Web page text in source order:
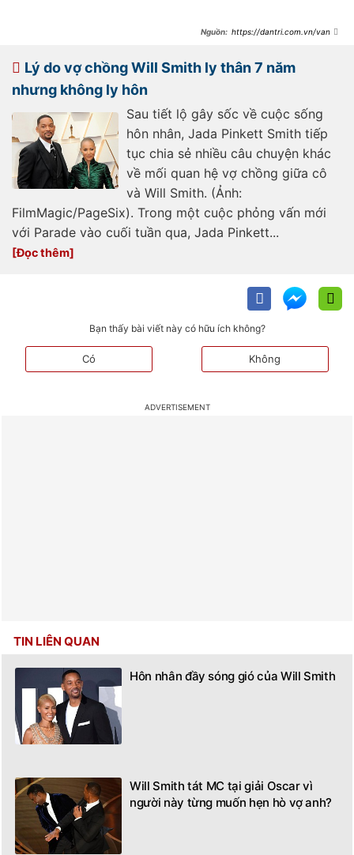
https://dantri.com.vn/van-
nam-o-hollywood-
20231022155649093.htm
Lý do vợ chồng Will Smith ly thân 7 năm
nhưng không ly hôn
Sau tiết lộ gây sốc về cuộc sống
hôn nhân, Jada Pinkett Smith tiếp
tục chia sẻ nhiều câu chuyện khác
về mối quan hệ vợ chồng giữa cô
và Will Smith. (Ảnh:
FilmMagic/PageSix). Trong một cuộc phỏng vấn mới
với Parade vào cuối tuần qua, Jada Pinkett...
Bạn thấy bài viết này có hữu ích không?
Có Không
TIN LIÊN QUAN
Hôn nhân đầy sóng gió của Will Smith
Will Smith tát MC tại giải Oscar vì
người này từng muốn hẹn hò vợ anh?